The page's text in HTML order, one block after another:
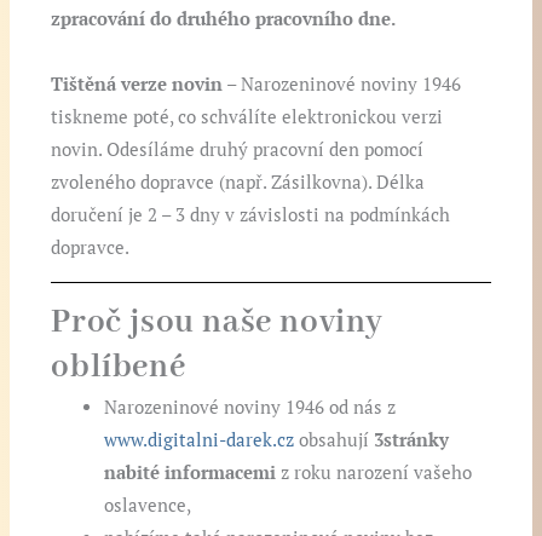
zpracování do druhého pracovního dne.
Tištěná verze novin – Narozeninové noviny 1946
tiskneme poté, co schválíte elektronickou verzi
novin. Odesíláme druhý pracovní den pomocí
zvoleného dopravce (např. Zásilkovna). Délka
doručení je 2 – 3 dny v závislosti na podmínkách
dopravce.
Proč jsou naše noviny
oblíbené
Narozeninové noviny 1946 od nás z
www.digitalni-darek.cz obsahují 3stránky
nabité informacemiz roku narození vašeho
oslavence,